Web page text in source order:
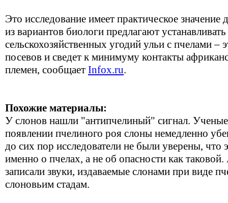
Это исследование имеет практическое
из вариантов биологи предлагают
сельскохозяйственных угодий ульи с пчелами –
посевов и сведет к минимуму контакты
племен, сообщает Infox.ru.
Похожие материалы:
У слонов нашли "антипчелиный" сигнал.
появлении пчелиного роя слоны немедленно
до сих пор исследователи не были уверены, что
именно о пчелах, а не об опасности как
записали звуки, издаваемые слонами при виде
слоновьим стадам.